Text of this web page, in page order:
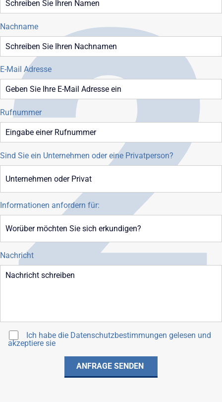
Nachname
E-Mail Adresse
Rufnummer
Sind Sie ein Unternehmen oder eine Privatperson?
Informationen anfordern für:
Nachricht
Ich habe die Datenschutzbestimmungen gelesen und
akzeptiere sie